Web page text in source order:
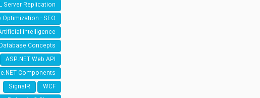
Server Replication
Optimization - SEO
intelligence
Database Concepts
ASP.NET Web API
Components
WCF
SignalR